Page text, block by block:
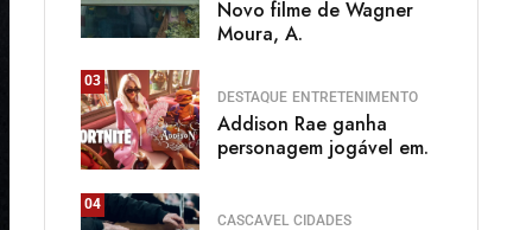
Novo filme de Wagner
Moura, A.
03
DESTAQUE ENTRETENIMENTO
Addison Rae ganha
personagem jogável em.
04
CASCAVEL CIDADES